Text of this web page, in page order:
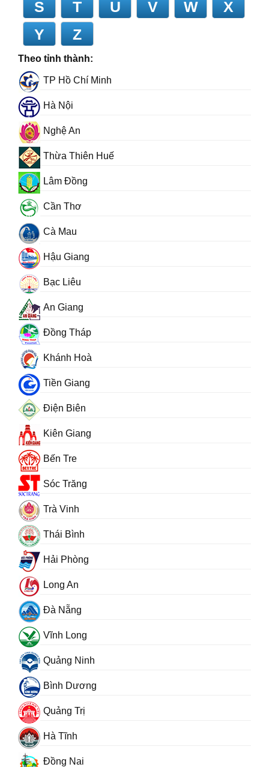
S T U V W
X
Y
Z
Theo tỉnh thành:
TP Hồ Chí Minh
Hà Nội
Nghệ An
Thừa Thiên Huế
Lâm Đồng
Cần Thơ
Cà Mau
Hậu Giang
Bạc Liêu
An Giang
Đồng Tháp
Khánh Hoà
Tiền Giang
Điện Biên
Kiên Giang
Bến Tre
Sóc Trăng
Trà Vinh
Thái Bình
Hải Phòng
Long An
Đà Nẵng
Vĩnh Long
Quảng Ninh
Bình Dương
Quảng Trị
Hà Tĩnh
Đồng Nai